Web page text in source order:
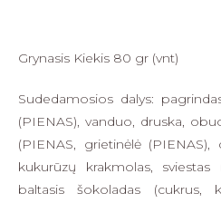
Grynasis Kiekis 80 gr (vnt)
Sudedamosios dalys:
(PIENAS), vanduo, druska,
(PIENAS, grietinėlė (PIENAS),
kukurūzų krakmolas, sviestas
baltasis šokoladas (cukrus,